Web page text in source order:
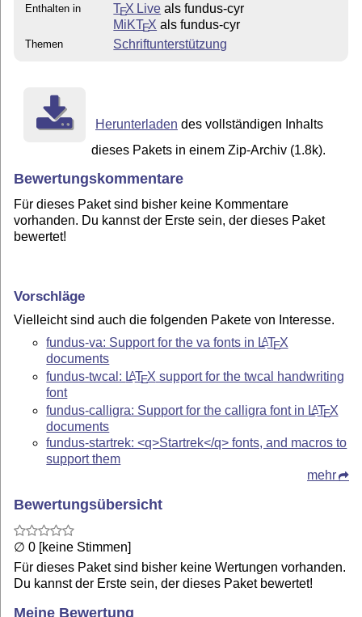
Enthalten in TEX Live als fundus-cyr
MiKTEX als fundus-cyr
Themen Schriftunterstützung
Herunterladen des vollständigen Inhalts
dieses Pakets in einem Zip-Archiv (1.8k).
Bewertungskommentare
Für dieses Paket sind bisher keine Kommentare
vorhanden. Du kannst der Erste sein, der dieses Paket
bewertet!
Vorschläge
Vielleicht sind auch die folgenden Pakete von Interesse.
fundus-va: Support for the va fonts in LATEX
documents
fundus-twcal: LATEX support for the twcal handwriting
font
fundus-calligra: Support for the calligra font in LATEX
documents
fundus-startrek: <q>Startrek</q> fonts, and macros to
support them
mehr
Bewertungsübersicht
∅ 0 [keine Stimmen]
Für dieses Paket sind bisher keine Wertungen vorhanden.
Du kannst der Erste sein, der dieses Paket bewertet!
Meine Bewertung